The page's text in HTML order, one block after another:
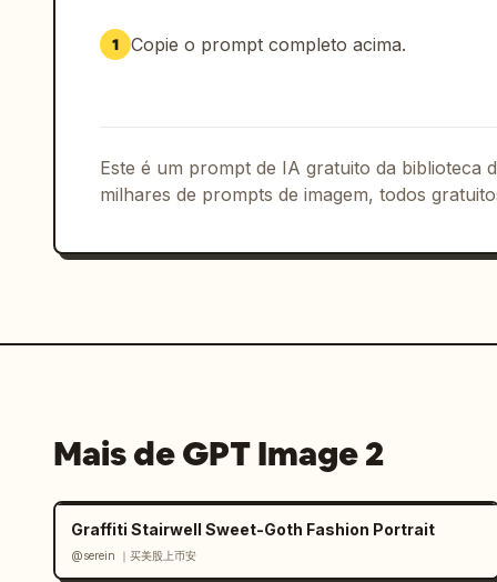
- composição cinematográfica reclinada
- close-up de beleza brilhante
- equilíbrio de composição
silhuetas de arquitetura tradicional,
Dourado-champanhe,
âmbar quente,
bege creme,
tons de sombra profundos.
1 Copie o prompt completo acima.
Este é um prompt de IA gratuito da biblioteca
milhares de prompts de imagem, todos
Mais de GPT Image 2
Graffiti Stairwell Sweet-Goth Fashion Portrait
@serein ｜买美股上币安